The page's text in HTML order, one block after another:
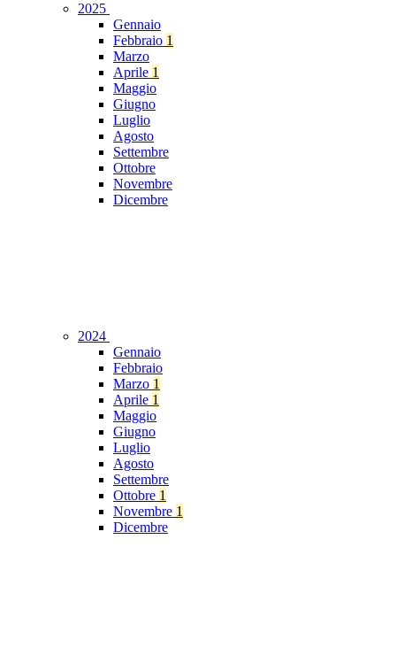
2025
Gennaio
Febbraio 1
Marzo
Aprile 1
Maggio
Giugno
Luglio
Agosto
Settembre
Ottobre
Novembre
Dicembre
2024
Gennaio
Febbraio
Marzo 1
Aprile 1
Maggio
Giugno
Luglio
Agosto
Settembre
Ottobre 1
Novembre 1
Dicembre